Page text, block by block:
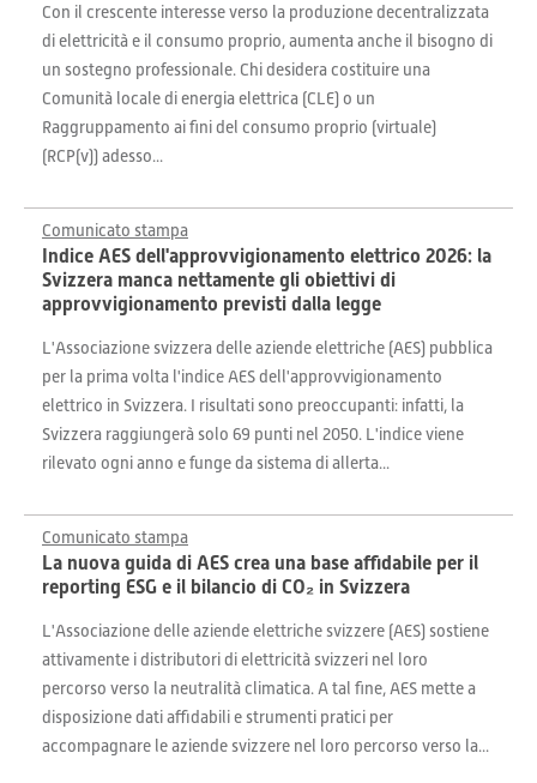
Con il crescente interesse verso la produzione decentralizzata
di elettricità e il consumo proprio, aumenta anche il bisogno di
un sostegno professionale. Chi desidera costituire una
Comunità locale di energia elettrica (CLE) o un
Raggruppamento ai fini del consumo proprio (virtuale)
(RCP(v)) adesso...
Comunicato stampa
Indice AES dell'approvvigionamento elettrico 2026: la
Svizzera manca nettamente gli obiettivi di
approvvigionamento previsti dalla legge
L'Associazione svizzera delle aziende elettriche (AES) pubblica
per la prima volta l'indice AES dell'approvvigionamento
elettrico in Svizzera. I risultati sono preoccupanti: infatti, la
Svizzera raggiungerà solo 69 punti nel 2050. L'indice viene
rilevato ogni anno e funge da sistema di allerta...
Comunicato stampa
La nuova guida di AES crea una base affidabile per il
reporting ESG e il bilancio di CO₂ in Svizzera
L'Associazione delle aziende elettriche svizzere (AES) sostiene
attivamente i distributori di elettricità svizzeri nel loro
percorso verso la neutralità climatica. A tal fine, AES mette a
disposizione dati affidabili e strumenti pratici per
accompagnare le aziende svizzere nel loro percorso verso la...